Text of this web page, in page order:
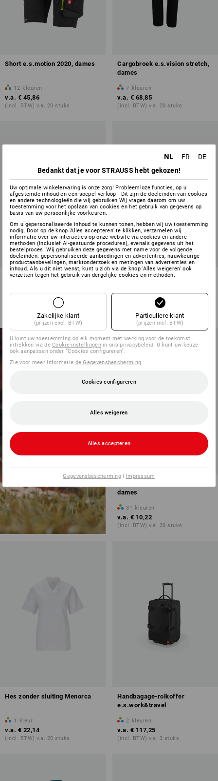
Short e.s.motion 2020, dames
12 kleuren
v.a. € 45,86
(incl. BTW) v.a. 20 stuks
Cargobroek e.s.vision stretch,
dames
7 kleuren
v.a. € 68,85
(incl. BTW) v.a. 20 stuks
Short e.s.vision stretch, dames
(incl. BTW) v.a. 20 stuks
Riemen e.s.motion
(incl. BTW) v.a. 6 stuks
NIEUW
NIEUWE
PRODUCTEN VOOR
DAMES
dames
31 kleuren
v.a. € 10,22
(incl. BTW) v.a. 30 stuks
Hes zonder sluiting Menorca
1 kleur
v.a. € 22,14
(incl. BTW) v.a. 20 stuks
Handbagage-rolkoffer
e.s.work&travel
2 kleuren
v.a. € 117,25
(incl. BTW) v.a. 3 stuks
NL FR
DE
Bedankt dat je voor STRAUSS hebt gekozen!
Uw optimale winkelervaring is onze zorg! Probleemloze functies, op u
afgestemde inhoud en een soepel verloop - Dit zijn de doeleinden van cookies
en andere technologieën die wij gebruiken.Wij vragen daarom om uw
toestemming voor het opslaan van cookies en het gebruik van gegevens op
basis van uw persoonlijke voorkeuren.
Om u gepersonaliseerde inhoud te kunnen tonen, hebben wij uw toestemming
nodig. Door op de knop 'Alles accepteren' te klikken, verzamelen wij
informatie over uw interacties op onze website via cookies en andere
methoden (inclusief AI-gestuurde procedures), evenals gegevens uit het
bestelproces. Wij gebruiken deze gegevens met name voor de volgende
doeleinden: gepersonaliseerde aanbiedingen en advertenties, nauwkeurige
productaanbevelingen, marktonderzoek en metingen van advertenties en
inhoud. Als u dit niet wenst, kunt u zich via de knop 'Alles weigeren' ook
verzetten tegen het gebruik van dergelijke cookies en methoden.
Zakelijke klant
(prijzen excl. BTW)
Particuliere klant
(prijzen incl. BTW)
U kunt uw toestemming op elk moment met werking voor de toekomst
intrekken via deCookie-instellingenin ons privacybeleid. U kunt uw keuze
ook aanpassen onder “Cookies configureren”.
Zie voor meer informatie de Gegevensbescherming.
Cookies configureren
Alles weigeren
Alles accepteren
Gegevensbescherming | Impressum